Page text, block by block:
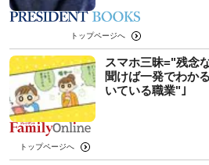
トップページへ
スマホ三昧="残念
聞けば一発でわか
いている職業"｣
トップページへ